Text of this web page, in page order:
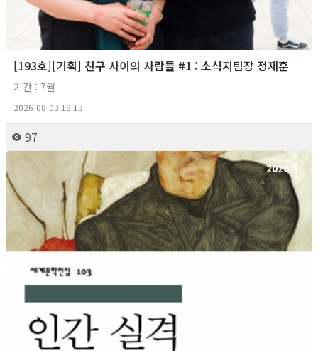
[193호][기획] 친구 사이의 사람들 #1 : 소식지팀장 정재훈
기간 : 7월
2026-08-03 18:13
97
2026년